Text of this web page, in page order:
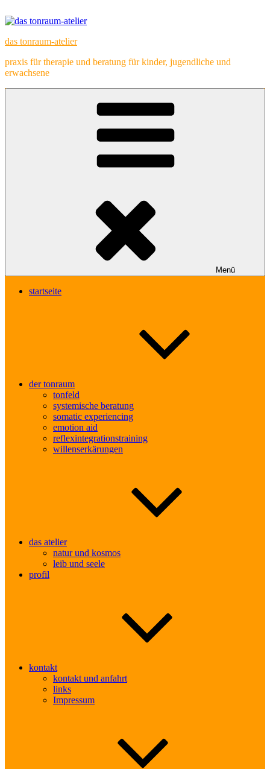
Inhalt
das tonraum-atelier
praxis für therapie und beratung für kinder, jugendliche und
erwachsene
Menü
startseite
der tonraum
tonfeld
systemische beratung
somatic experiencing
emotion aid
reflexintegrationstraining
willenserkärungen
das atelier
natur und kosmos
leib und seele
profil
kontakt
kontakt und anfahrt
links
Impressum